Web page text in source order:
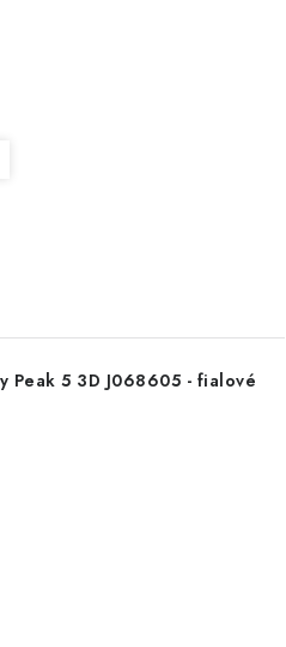
5 3D J068605 - fialové